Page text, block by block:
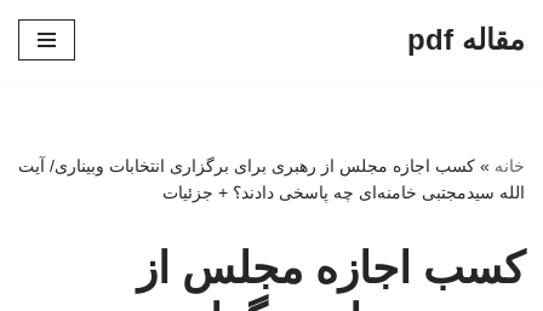
مقاله pdf
خانه » کسب اجازه مجلس از رهبری برای برگزاری انتخابات وبیناری/ آیت
الله سیدمجتبی خامنه‌ای چه پاسخی دادند؟ + جزئیات
کسب اجازه مجلس از